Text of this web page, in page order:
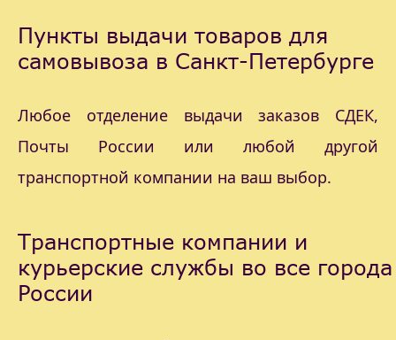
Пункты выдачи товаров для
самовывоза в Санкт-Петербурге
Любое отделение выдачи заказов СДЕК,
Почты России или любой другой
транспортной компании на ваш выбор.
Транспортные компании и
курьерские службы во все города
России